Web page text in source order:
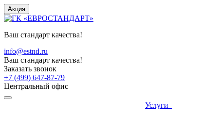
Акция
Ваш стандарт качества!
info@estnd.ru
Ваш стандарт качества!
Заказать звонок
+7 (499) 647-87-79
Центральный офис
Услуги